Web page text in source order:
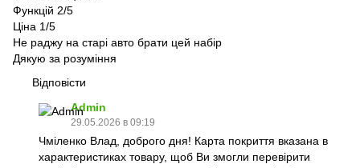
Функцій 2/5
Ціна 1/5
Не раджу на старі авто брати цей набір
Дякую за розуміння
Відповісти
Admin
29.05.2026 в 09:19
Чміленко Влад, доброго дня! Карта покриття вказана в
характеристиках товару, щоб Ви змогли перевірити